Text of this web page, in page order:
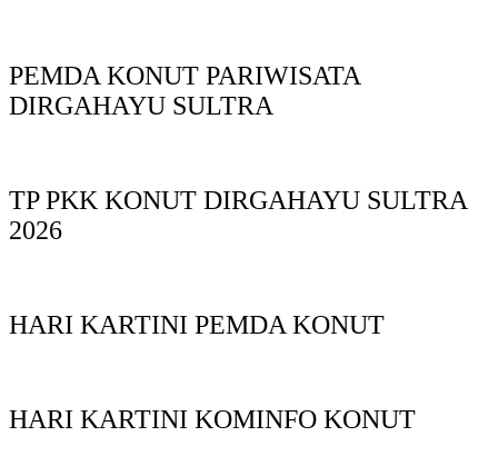
PEMDA KONUT PARIWISATA
DIRGAHAYU SULTRA
TP PKK KONUT DIRGAHAYU SULTRA
2026
HARI KARTINI PEMDA KONUT
HARI KARTINI KOMINFO KONUT